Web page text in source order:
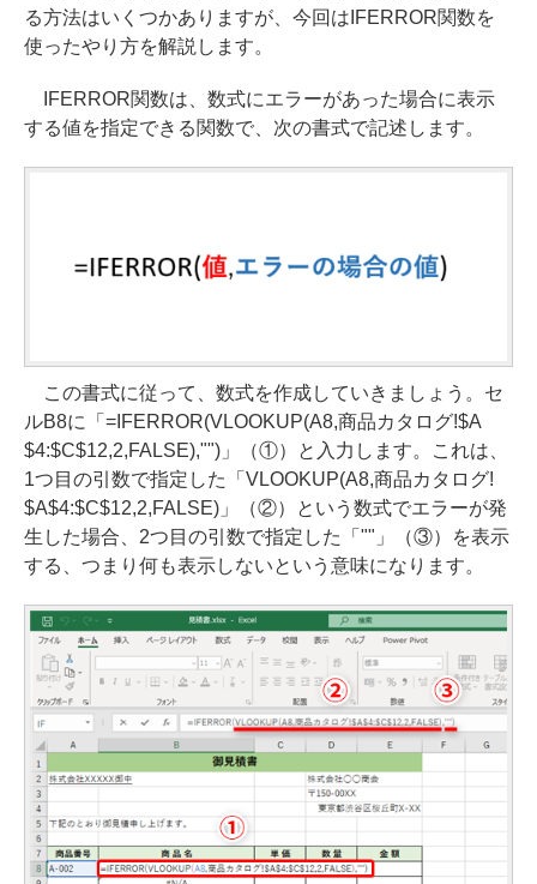
る方法はいくつかありますが、今回はIFERROR関数を
使ったやり方を解説します。
IFERROR関数は、数式にエラーがあった場合に表示
する値を指定できる関数で、次の書式で記述します。
この書式に従って、数式を作成していきましょう。セ
ルB8に「=IFERROR(VLOOKUP(A8,商品カタログ!$A
$4:$C$12,2,FALSE),"")」（①）と入力します。これは、
1つ目の引数で指定した「VLOOKUP(A8,商品カタログ!
$A$4:$C$12,2,FALSE)」（②）という数式でエラーが発
生した場合、2つ目の引数で指定した「""」（③）を表示
する、つまり何も表示しないという意味になります。